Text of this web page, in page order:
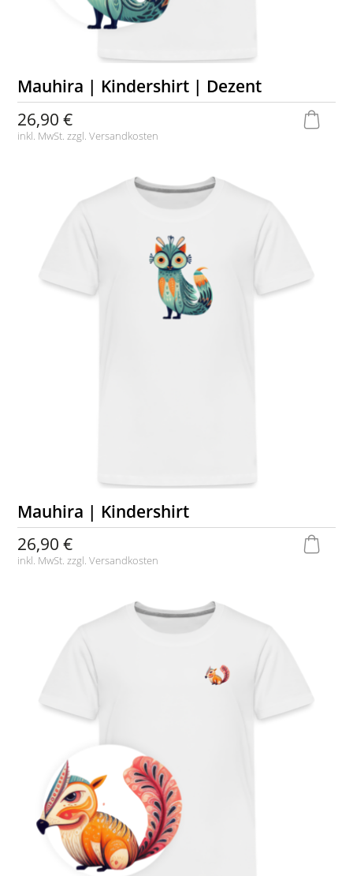
Mauhira | Kindershirt | Dezent
26,90 €
inkl. MwSt. zzgl.Versandkosten
Mauhira | Kindershirt
26,90 €
inkl. MwSt. zzgl.Versandkosten